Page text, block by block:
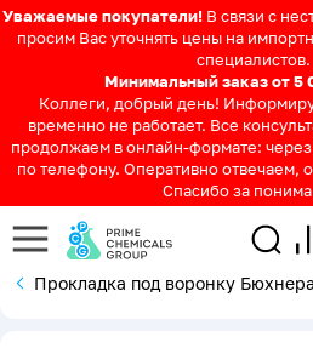
Уважаемые покупатели! В связи с
просим Вас уточнять цены на
специалистов.
Минимальный заказ от 5
Коллеги, добрый день!
временно не работает. Все
продолжаем в онлайн-формате: через
по телефону. Оперативно отвечаем,
Спасибо за
Прокладка под воронку Бюхнера